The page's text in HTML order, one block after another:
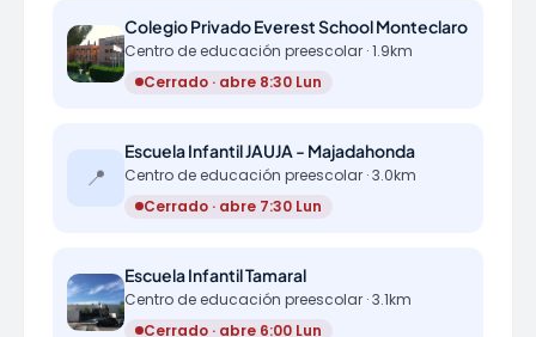
Colegio Privado Everest School Monteclaro
Centro de educación preescolar · 1.9km
Cerrado · abre 8:30 Lun
📍
Escuela Infantil JAUJA - Majadahonda
Centro de educación preescolar · 3.0km
Cerrado · abre 7:30 Lun
Escuela Infantil Tamaral
Centro de educación preescolar · 3.1km
Cerrado · abre 6:00 Lun